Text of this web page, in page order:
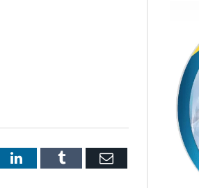
LinkedInTumblr Email